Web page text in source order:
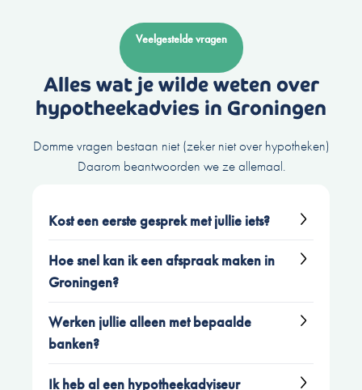
Veelgestelde vragen
Alles wat je wilde weten over
hypotheekadvies in Groningen
Domme vragen bestaan niet (zeker niet over hypotheken)
Daarom beantwoorden we ze allemaal.
Kost een eerste gesprek met jullie iets?
Nee hoor. Het eerste gesprek is gratis én
vrijblijvend. Zo leren we elkaar kennen en hoor jij
wat er mogelijk is, voordat je ergens aan vastzit.
Vraag hier
vast.
Hoe snel kan ik een afspraak maken in
Groningen?
Vaak binnen een paar dagen, soms zelfs
dezelfde dag. We weten dat hypotheekvragen
Werken jullie alleen met bepaalde
banken?
Zeker niet. We vergelijken hypotheken van zo’n
Ik heb al een hypotheekadviseur